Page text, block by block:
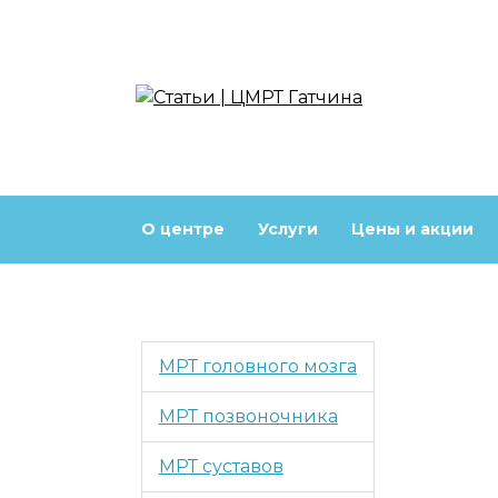
О центре Услуги Цены и акции
МРТ головного мозга
МРТ позвоночника
МРТ суставов